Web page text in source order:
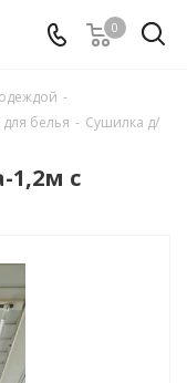
0
-
белья - Сушилка д/
с